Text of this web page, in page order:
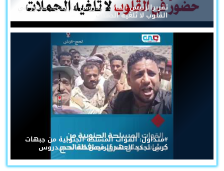
تقريرالرئيس القائد عيدروس الزُبيدي... حضورٌ في
القلوب لا تُلغيه الحملات
#متداول: القوات المسلحة الجنوبية من جبهات
كرش تجدد العهد للرئيس القائد عيدروس